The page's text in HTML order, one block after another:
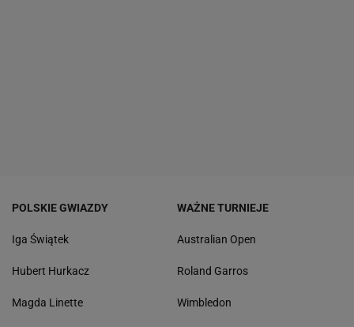
POLSKIE GWIAZDY
Iga Świątek
Hubert Hurkacz
Magda Linette
WAŻNE TURNIEJE
Australian Open
Roland Garros
Wimbledon